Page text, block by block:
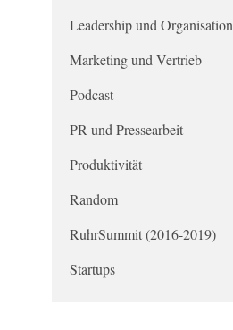
Leadership und Organisation
Marketing und Vertrieb
Podcast
PR und Pressearbeit
Produktivität
Random
RuhrSummit (2016-2019)
Startups